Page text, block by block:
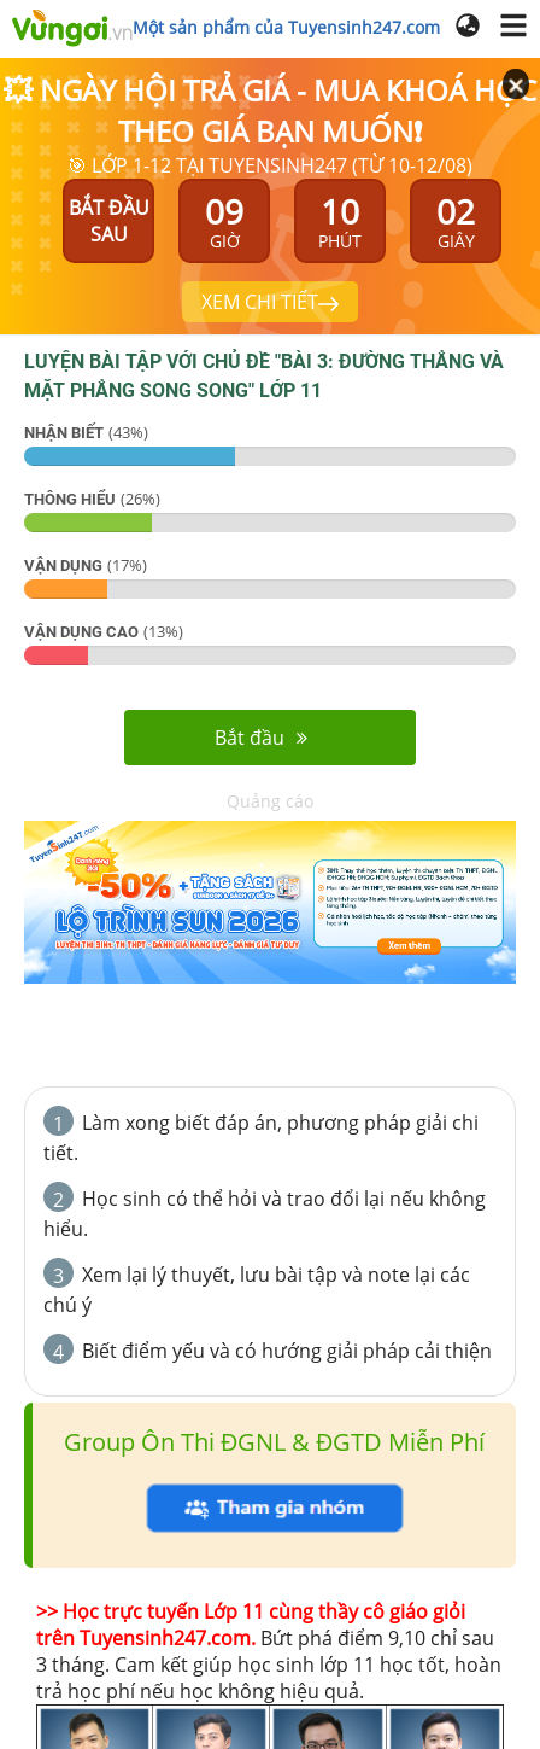
Một sản phẩm của Tuyensinh247.com
💥 NGÀY HỘI TRẢ GIÁ - MUA KHOÁ HỌC
THEO GIÁ BẠN MUỐN❗
🎯 LỚP 1-12 TẠI TUYENSINH247 (TỪ 10-12/08)
BẮT ĐẦU
SAU
09
GIỜ
10
PHÚT
01
GIÂY
XEM CHI TIẾT
LUYỆN BÀI TẬP VỚI CHỦ ĐỀ "BÀI 3: ĐƯỜNG THẲNG VÀ
MẶT PHẲNG SONG SONG" LỚP 11
NHẬN BIẾT (43%)
THÔNG HIỂU (26%)
VẬN DỤNG (17%)
VẬN DỤNG CAO (13%)
Bắt đầu
Quảng cáo
1
Làm xong biết đáp án, phương pháp giải chi
tiết.
2
Học sinh có thể hỏi và trao đổi lại nếu không
hiểu.
3
Xem lại lý thuyết, lưu bài tập và note lại các
chú ý
4
Biết điểm yếu và có hướng giải pháp cải thiện
Group Ôn Thi ĐGNL & ĐGTD Miễn Phí
>> Học trực tuyến Lớp 11 cùng thầy cô giáo giỏi
trên Tuyensinh247.com. Bứt phá điểm 9,10 chỉ sau
3 tháng. Cam kết giúp học sinh lớp 11 học tốt, hoàn
trả học phí nếu học không hiệu quả.